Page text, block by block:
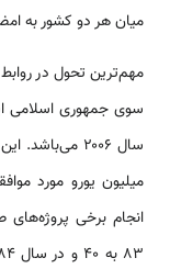
میان هر دو کشور به
مهم‌ترین تحول در
میلیون یورو مورد
انجام برخی